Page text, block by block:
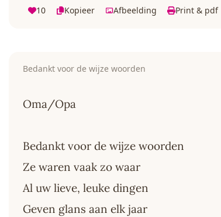
10 Kopieer Afbeelding Print & pdf
Bedankt voor de wijze woorden
Oma/Opa
Bedankt voor de wijze woorden
Ze waren vaak zo waar
Al uw lieve, leuke dingen
Geven glans aan elk jaar